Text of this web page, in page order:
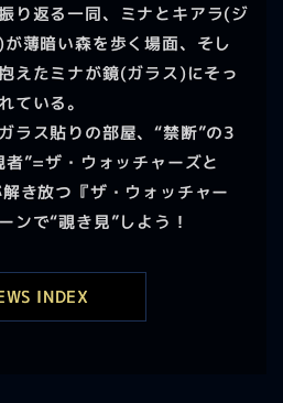
り返る一同、ミナとキアラ(ジ
薄暗い森を歩く場面、そし
えたミナが鏡(ガラス)にそっ
ている。
ラス貼りの部屋、“禁断”の3
”=ザ・ウォッチャーズと
き放つ『ザ・ウォッチャー
ンで“覗き見”しよう！
INDEX